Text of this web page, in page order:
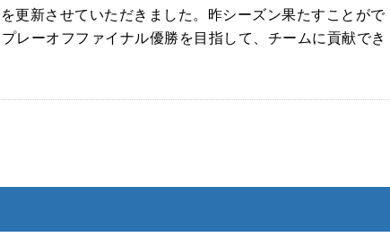
更新させていただきました。昨シーズン果たすことがで
レーオフファイナル優勝を目指して、チームに貢献でき